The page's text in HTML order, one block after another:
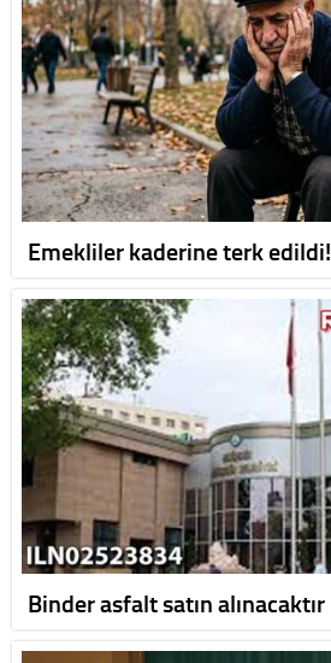
Emekliler kaderine terk edildi!
Binder asfalt satın alınacaktır